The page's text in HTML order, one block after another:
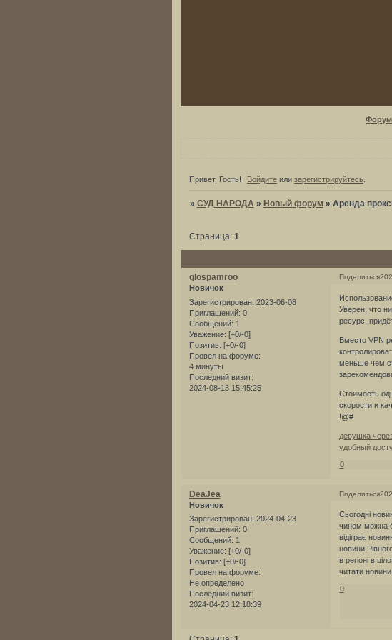
Форум
Привет, Гость! Войдите или зарегистрируйтесь
» СУД НАРОДА » Новый форум » Аренда
Страница: 1
Поделиться
glospamroo
Новичок
Зарегистрирован: 2023-06-08
Приглашений: 0
Сообщений: 1
Уважение: [+0/-0]
Позитив: [+0/-0]
Провел на форуме:
4 минуты
Последний визит:
2024-08-13 15:45:25
Уверен, что
ресурс,
Вместо VPN
меньше чем
Стоимость
скорости и
!@#
девушка
удобный
0
Поделиться
DeaJea
Новичок
Зарегистрирован: 2024-04-23
Приглашений: 0
Сообщений: 1
Уважение: [+0/-0]
Позитив: [+0/-0]
Провел на форуме:
Не определено
Последний визит:
2024-04-23 12:18:39
Сьогодні
чином можна
відіграє
новини
в регіоні в
читати новини
0